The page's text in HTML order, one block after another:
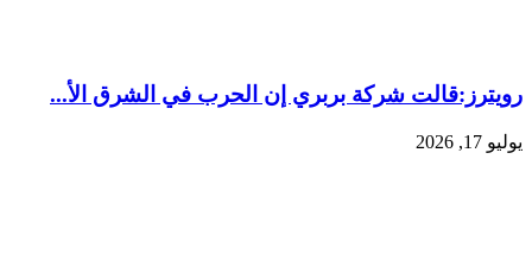
رويترز:‏قالت شركة بربري إن الحرب في الشرق الأ...
يوليو 17, 2026